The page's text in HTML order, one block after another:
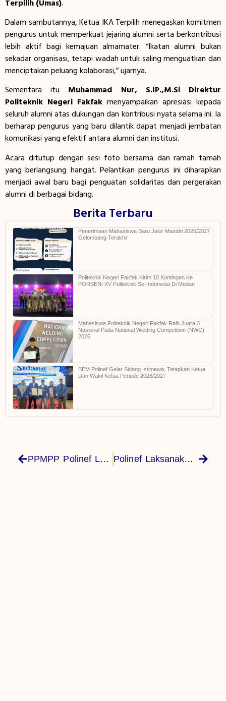
Terpilih (Umas).
Dalam sambutannya, Ketua IKA Terpilih menegaskan komitmen
pengurus untuk memperkuat jejaring alumni serta berkontribusi
lebih aktif bagi kemajuan almamater. “Ikatan alumni bukan
sekadar organisasi, tetapi wadah untuk saling menguatkan dan
menciptakan peluang kolaborasi,” ujarnya.
Sementara itu Muhammad Nur, S.IP.,M.Si
Direktur
Politeknik Negeri Fakfak menyampaikan apresiasi kepada
seluruh alumni atas dukungan dan kontribusi nyata selama ini. Ia
berharap pengurus yang baru dilantik dapat menjadi jembatan
komunikasi yang efektif antara alumni dan institusi.
Acara ditutup dengan sesi foto bersama dan ramah tamah
yang berlangsung hangat. Pelantikan pengurus ini diharapkan
menjadi awal baru bagi penguatan solidaritas dan pergerakan
alumni di berbagai bidang.
Berita Terbaru
Penerimaan Mahasiswa Baru Jalur Mandiri 2026/2027
Gelombang Terakhir
Politeknik Negeri Fakfak Kirim 10 Kontingen Ke
PORSENI XV Politeknik Se-Indonesia Di Medan
Mahasiswa Politeknik Negeri Fakfak Raih Juara 3
Nasional Pada National Welding Competition (NWC)
2026
BEM Polinef Gelar Sidang Istimewa, Tetapkan Ketua
Dan Wakil Ketua Periode 2026/2027
PPMPP Polinef Laksanakan Opening Audit Mutu Internal 2025 Polinef Laksanakan Program Pendampingan Pembentukan Pusat Studi Survei Dan Pemetaan Informasi Geospasial